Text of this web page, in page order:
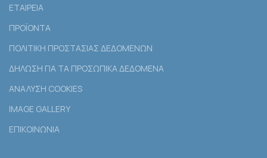
ΕΤΑΙΡEΙΑ
ΠΡΟΪΟΝΤΑ
ΠΟΛΙΤΙΚΗ ΠΡΟΣΤΑΣΙΑΣ ΔΕΔΟΜΕΝΩΝ
ΔΗΛΩΣΗ ΓΙΑ ΤΑ ΠΡΟΣΩΠΙΚΑ ΔΕΔΟΜΕΝΑ
ΑΝΑΛΥΣΗ COOKIES
IMAGE GALLERY
ΕΠΙΚΟΙΝΩΝΙΑ